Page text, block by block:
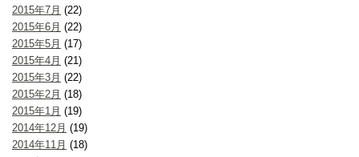
2015年7月 (22)
2015年6月 (22)
2015年5月 (17)
2015年4月 (21)
2015年3月 (22)
2015年2月 (18)
2015年1月 (19)
2014年12月 (19)
2014年11月 (18)